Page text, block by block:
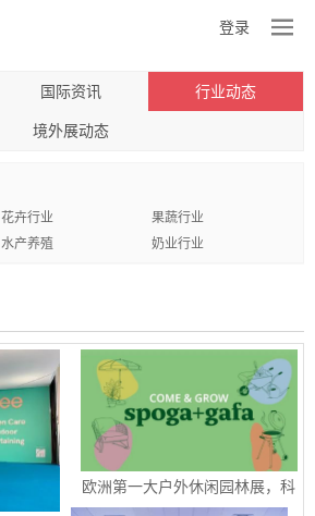
登录
国际资讯 行业动态
境外展动态
花卉行业
果蔬行业
水产养殖 奶业行业
欧洲第一大户外休闲园林展，科
隆国际园艺、户外休闲及烧烤用